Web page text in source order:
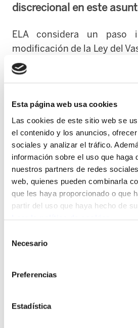
Esta página web usa cookies
Las cookies de este sitio web se
el contenido y los anuncios,
sociales y analizar el tráfico.
información sobre el uso que haga
nuestros partners de redes
web, quienes pueden combinarla
que les haya proporcionado o que
partir del uso que haya hecho de
Necesario
Preferencias
Estadística
discrecional en este
ELA considera un paso
modificación de la Ley del
hoy en el Parlamento,
alumnos de la zona no
mayoría política se ha
mayoría social, después
movilizaciones que ahora
fruto. Todo ello sin
ikastolas, que siguen
demanda de enseñanza en
circunstancias muy difíciles.
derechos para todo el
práctica, la apertura de
de Navarra, que tiene
decretos que desvirtúen la